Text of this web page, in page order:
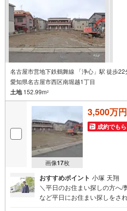
名古屋市営地下鉄鶴舞線 「浄心」駅 徒歩22
愛知県名古屋市西区南堀越1丁目
土地152.99m2
画像17枚
3,500万円
成約でも
おすすめポイント 小塚 天翔
＼平日のお住まい探しの方へ/
など平日にお住まい探しをさ